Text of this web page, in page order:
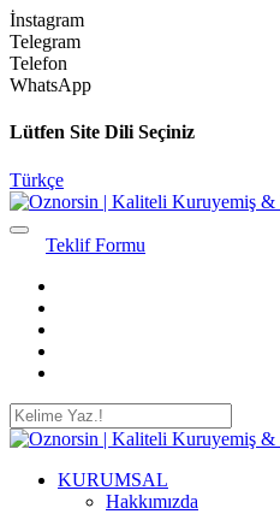
İnstagram
Telegram
Telefon
WhatsApp
Lütfen Site Dili Seçiniz
Türkçe
Teklif Formu
KURUMSAL
Hakkımızda